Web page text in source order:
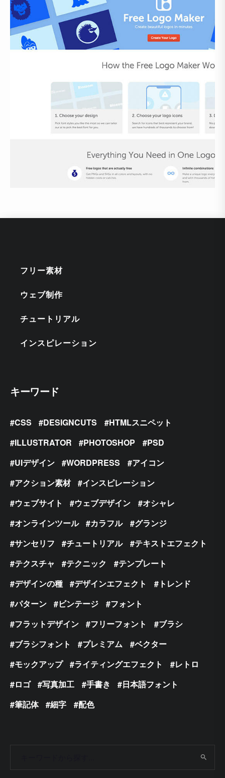
フリー素材
ウェブ制作
チュートリアル
インスピレーション
キーワード
CSS DESIGNCUTS
HTMLスニペット
ILLUSTRATOR
PHOTOSHOP
PSD
UIデザイン
WORDPRESS
アイコン
アクション素材
インスピレーション
ウェブサイト
ウェブデザイン
オシャレ
オンラインツール
カラフル
グランジ
サンセリフ
チュートリアル
テキストエフェクト
テクスチャ
テクニック
テンプレート
デザインの種
デザインエフェクト
トレンド
パターン
ビンテージ
フォント
フラットデザイン
フリーフォント
ブラシ
ブラシフォント
プレミアム
ベクター
モックアップ
ライティングエフェクト
レトロ
ロゴ
写真加工 手書き
日本語フォント
筆記体
細字 配色